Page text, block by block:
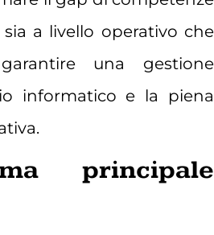
sia a livello operativo che
una gestione
informatico e la piena
principale